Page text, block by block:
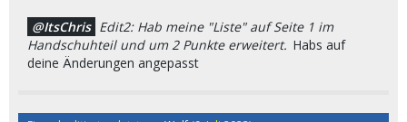
ItsChris Edit2: Hab meine "Liste" auf Seite 1 im
Handschuhteil und um 2 Punkte erweitert. Habs auf
deine Änderungen angepasst